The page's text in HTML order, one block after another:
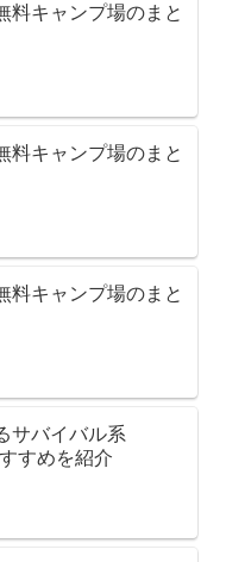
料キャンプ場のまと
料キャンプ場のまと
料キャンプ場のまと
サバイバル系
すめを紹介